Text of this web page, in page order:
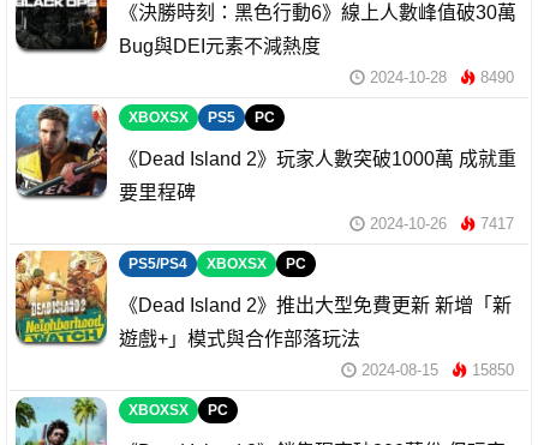
《決勝時刻：黑色行動6》線上人數峰值破30萬
Bug與DEI元素不減熱度
2024-10-28 8490
XBOXSX PS5 PC
《Dead Island 2》玩家人數突破1000萬 成就重
要里程碑
2024-10-26 7417
PS5/PS4 XBOXSX PC
《Dead Island 2》推出大型免費更新 新增「新
遊戲+」模式與合作部落玩法
2024-08-15 15850
XBOXSX PC